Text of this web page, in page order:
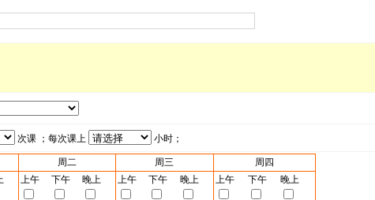
次课 ；每次课上 小时；
周二 周三
周四
上午 下午 晚上 上午 下午 晚上 上午 下午 晚上